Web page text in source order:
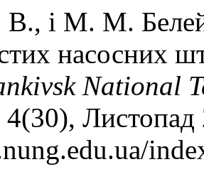
і М. М.
насосних
National
4(30), Листопад